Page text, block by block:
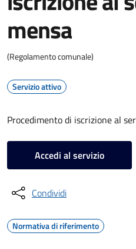
mensa
(Regolamento comunale)
Servizio attivo
Procedimento di iscrizione al
Accedi al servizio
Condividi
Normativa di riferimento